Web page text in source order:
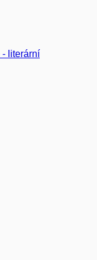
- literární